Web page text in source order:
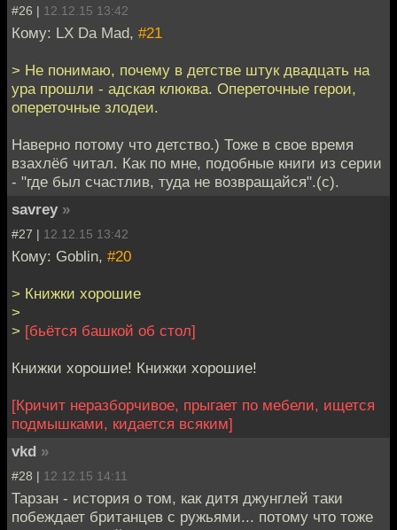
#26 | 12.12.15 13:42
Кому: LX Da Mad, #21
> Не понимаю, почему в детстве штук двадцать на
ура прошли - адская клюква. Опереточные герои,
опереточные злодеи.
Наверно потому что детство.) Тоже в свое время
взахлёб читал. Как по мне, подобные книги из серии
- "где был счастлив, туда не возвращайся".(с).
savrey »
#27 | 12.12.15 13:42
Кому: Goblin, #20
> Книжки хорошие
>
> [бьётся башкой об стол]
Книжки хорошие! Книжки хорошие!
[Кричит неразборчивое, прыгает по мебели, ищется
подмышками, кидается всяким]
vkd »
#28 | 12.12.15 14:11
Тарзан - история о том, как дитя джунглей таки
побеждает британцев с ружьями... потому что тоже